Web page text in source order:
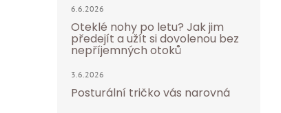
6.6.2026
Oteklé nohy po letu? Jak jim
předejít a užít si dovolenou bez
nepříjemných otoků
3.6.2026
Posturální tričko vás narovná